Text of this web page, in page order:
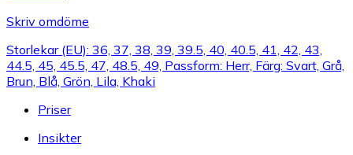
Skriv omdöme
Storlekar (EU): 36, 37, 38, 39, 39.5, 40, 40.5, 41, 42, 43,
44.5, 45, 45.5, 47, 48.5, 49, Passform: Herr, Färg: Svart, Grå,
Brun, Blå, Grön, Lila, Khaki
Priser
Insikter